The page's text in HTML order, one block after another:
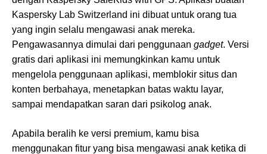
Kaspersky Lab Switzerland ini dibuat untuk orang tua
yang ingin selalu mengawasi anak mereka.
Pengawasannya dimulai dari penggunaan gadget. Versi
gratis dari aplikasi ini memungkinkan kamu untuk
mengelola penggunaan aplikasi, memblokir situs dan
konten berbahaya, menetapkan batas waktu layar,
sampai mendapatkan saran dari psikolog anak.
Apabila beralih ke versi premium, kamu bisa
menggunakan fitur yang bisa mengawasi anak ketika di